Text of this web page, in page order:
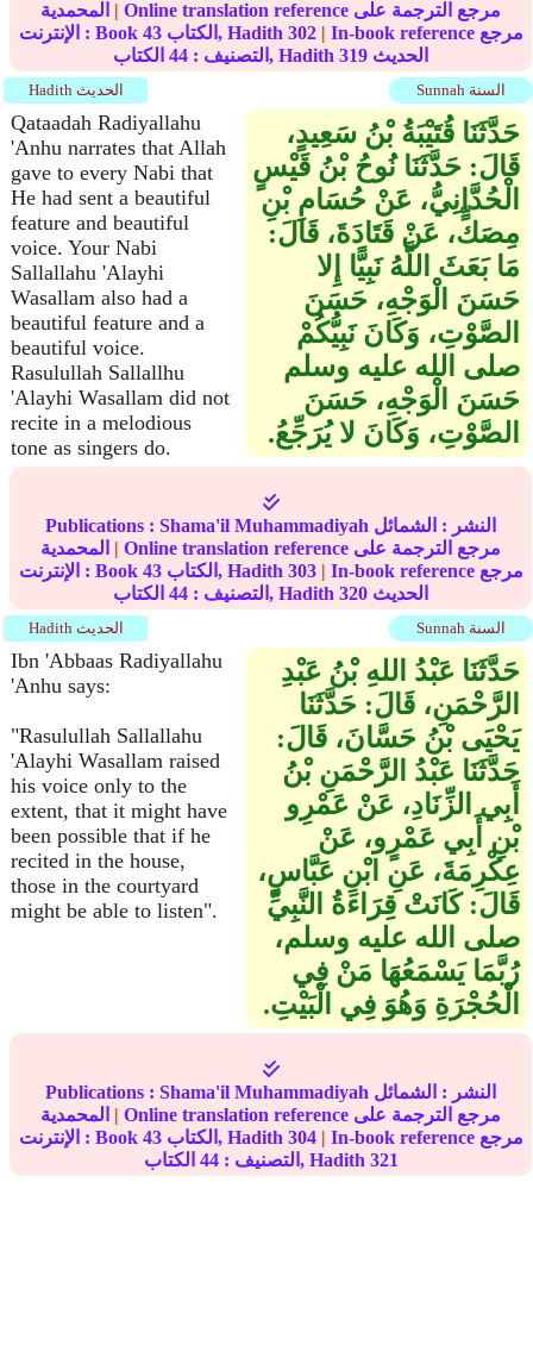
المحمدية | Online translation reference مرجع الترجمة على
الإنترنت : Book 43 الكتاب, Hadith 302 | In-book reference مرجع
التصنيف : 44 الكتاب, Hadith 319 الحديث
Sunnah السنة Hadith الحديث
Qataadah Radiyallahu
'Anhu narrates that Allah
gave to every Nabi that
He had sent a beautiful
feature and beautiful
voice. Your Nabi
Sallallahu 'Alayhi
Wasallam also had a
beautiful feature and a
beautiful voice.
Rasulullah Sallallhu
'Alayhi Wasallam did not
recite in a melodious
tone as singers do.
حَدَّثَنَا قُتَيْبَةُ بْنُ سَعِيدٍ،
قَالَ‏:‏ حَدَّثَنَا نُوحُ بْنُ قَيْسٍ
الْحُدَّانِيُّ، عَنْ حُسَامِ بْنِ
مِصَكٍّ، عَنْ قَتَادَةَ، قَالَ‏:‏
مَا بَعَثَ اللَّهُ نَبِيًّا إِلا
حَسَنَ الْوَجْهِ، حَسَنَ
الصَّوْتِ، وَكَانَ نَبِيُّكُمْ
صلى الله عليه وسلم
حَسَنَ الْوَجْهِ، حَسَنَ
الصَّوْتِ، وَكَانَ لا يُرَجِّعُ‏.‏
Publications : Shama'il Muhammadiyah النشر : الشمائل
المحمدية | Online translation reference مرجع الترجمة على
الإنترنت : Book 43 الكتاب, Hadith 303 | In-book reference مرجع
التصنيف : 44 الكتاب, Hadith 320 الحديث
Sunnah السنة Hadith الحديث
Ibn 'Abbaas Radiyallahu
'Anhu says:
"Rasulullah Sallallahu
'Alayhi Wasallam raised
his voice only to the
extent, that it might have
been possible that if he
recited in the house,
those in the courtyard
might be able to listen".
حَدَّثَنَا عَبْدُ اللهِ بْنُ عَبْدِ
الرَّحْمَنِ، قَالَ‏:‏ حَدَّثَنَا
يَحْيَى بْنُ حَسَّانَ، قَالَ‏:‏
حَدَّثَنَا عَبْدُ الرَّحْمَنِ بْنُ
أَبِي الزِّنَادِ، عَنْ عَمْرِو
بْنِ أَبِي عَمْرٍو، عَنْ
عِكْرِمَةَ، عَنِ ابْنِ عَبَّاسٍ،
قَالَ‏:‏ كَانَتْ قِرَاءَةُ النَّبِيِّ
صلى الله عليه وسلم،
رُبَّمَا يَسْمَعُهَا مَنْ فِي
الْحُجْرَةِ وَهُوَ فِي الْبَيْتِ‏.‏
Publications : Shama'il Muhammadiyah النشر : الشمائل
المحمدية | Online translation reference مرجع الترجمة على
الإنترنت : Book 43 الكتاب, Hadith 304 | In-book reference مرجع
التصنيف :44 الكتاب, Hadith 321